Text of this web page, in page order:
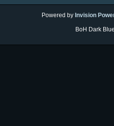
Powered by Invision
BoH Dark